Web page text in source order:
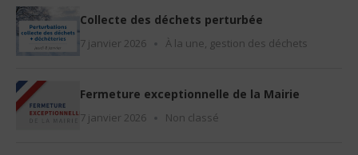
Collecte des déchets perturbée
7 janvier 2026 À la une gestion des déchets
Fermeture exceptionnelle de la Mairie
7 janvier 2026 Non classé